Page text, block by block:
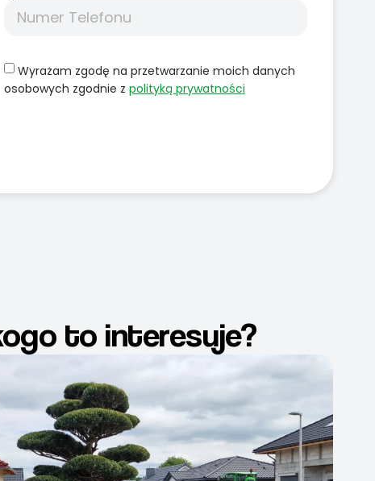
Wyrażam zgodę na przetwarzanie moich danych
osobowych zgodnie z polityką prywatności
to interesuje?